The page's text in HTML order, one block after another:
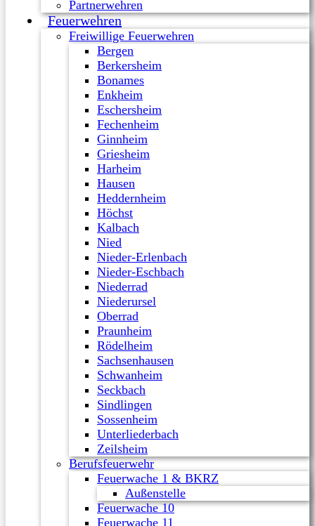
Partnerwehren
Feuerwehren
Freiwillige Feuerwehren
Bergen
Berkersheim
Bonames
Enkheim
Eschersheim
Fechenheim
Ginnheim
Griesheim
Harheim
Hausen
Heddernheim
Höchst
Kalbach
Nied
Nieder-Erlenbach
Nieder-Eschbach
Niederrad
Niederursel
Oberrad
Praunheim
Rödelheim
Sachsenhausen
Schwanheim
Seckbach
Sindlingen
Sossenheim
Unterliederbach
Zeilsheim
Berufsfeuerwehr
Feuerwache 1 & BKRZ
Außenstelle
Feuerwache 10
Feuerwache 11